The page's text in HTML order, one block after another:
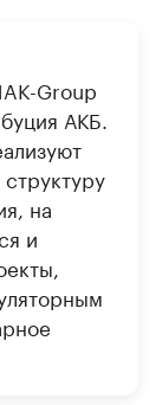
Group
АКБ.
на
и